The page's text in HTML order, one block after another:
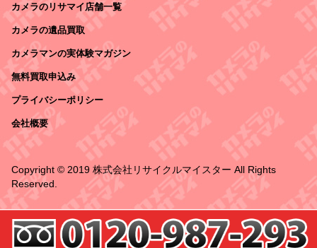
カメラのリサマイ店舗一覧
カメラの遺品買取
カメラマンの実体験マガジン
無料買取申込み
プライバシーポリシー
会社概要
Copyright © 2019 株式会社リサイクルマイスター All Rights
Reserved.